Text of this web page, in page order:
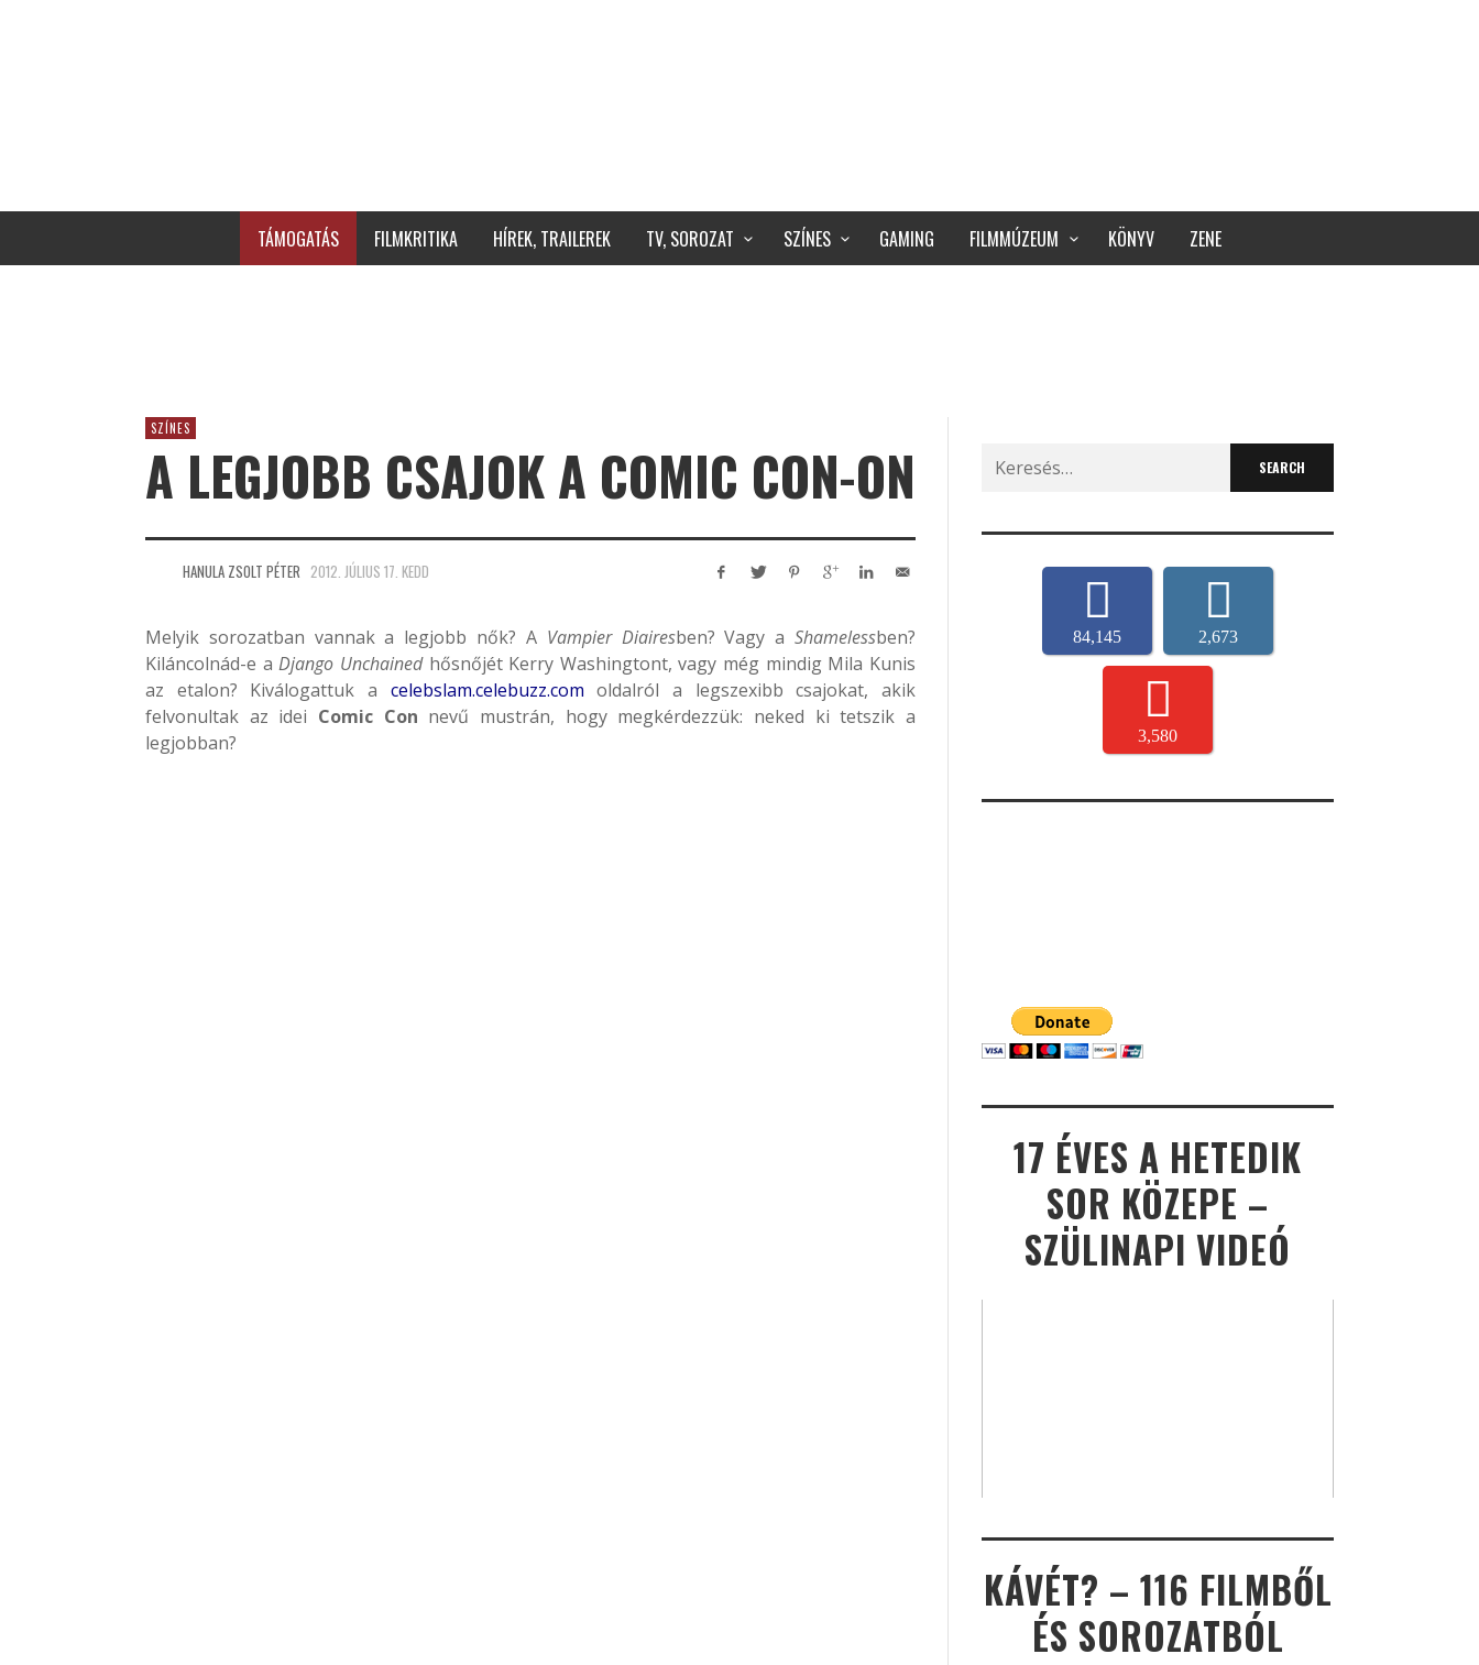
TÁMOGATÁS FILMKRITIKA HÍREK, TRAILEREK TV, SOROZAT SZÍNES GAMING FILMMÚZEUM KÖNYV ZENE
SZÍNES
A LEGJOBB CSAJOK A COMIC CON-ON
HANULA ZSOLT PÉTER 2012. JÚLIUS 17. KEDD
Melyik sorozatban vannak a legjobb nők? AVampier Diairesben? Vagy aShamelessben?
Kiláncolnád-e aDjango Unchainedhősnőjét Kerry Washingtont, vagy még mindig Mila Kunis
az etalon? Kiválogattuk a celebslam.celebuzz.com oldalról a legszexibb csajokat, akik
felvonultak az idei Comic Con nevű mustrán, hogy megkérdezzük: neked ki tetszik a
legjobban?
Search
for:
84,145 2,673
3,580
17 ÉVES A HETEDIK
SOR KÖZEPE –
SZÜLINAPI VIDEÓ
KÁVÉT? – 116 FILMBŐL
ÉS SOROZATBÓL